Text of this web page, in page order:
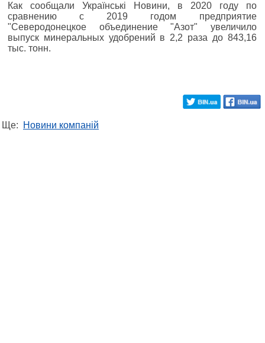
Как сообщали Українськi Новини, в 2020 году по
сравнению с 2019 годом предприятие
"Северодонецкое объединение "Азот" увеличило
выпуск минеральных удобрений в 2,2 раза до 843,16
тыс. тонн.
Ще: Новини компаній